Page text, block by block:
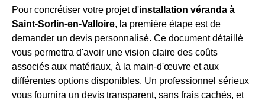
Pour concrétiser votre projet d'installation véranda à
Saint-Sorlin-en-Valloire, la première étape est de
demander un devis personnalisé. Ce document détaillé
vous permettra d'avoir une vision claire des coûts
associés aux matériaux, à la main-d'œuvre et aux
différentes options disponibles. Un professionnel sérieux
vous fournira un devis transparent, sans frais cachés, et